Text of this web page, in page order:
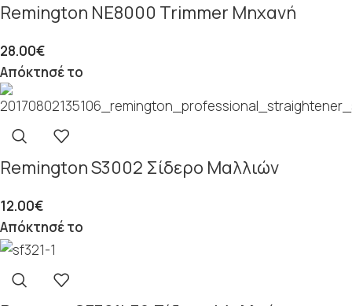
Remington NE8000 Trimmer Μηχανή
28.00€
Απόκτησέ το
Remington S3002 Σίδερο Μαλλιών
12.00€
Απόκτησέ το